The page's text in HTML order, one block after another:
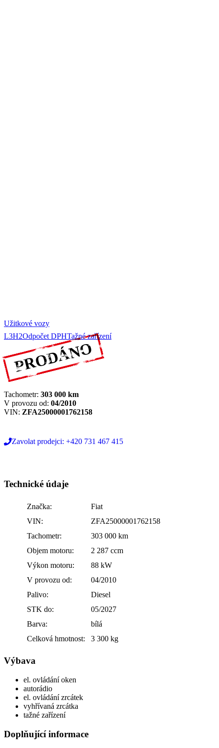
Užitkové vozy
L3H2Odpočet DPHTažné zařízení
PRODÁNO
Tachometr: 303 000 km
V provozu od: 04/2010
VIN: ZFA25000001762158
Zavolat prodejci: +420 731 467 415
Technické údaje
Značka:
Fiat
VIN:
ZFA25000001762158
Tachometr:
303 000 km
Objem motoru:
2 287 ccm
Výkon motoru:
88 kW
V provozu od:
04/2010
Palivo:
Diesel
STK do:
05/2027
Barva:
bílá
Celková hmotnost:
3 300 kg
Výbava
el. ovládání oken
autorádio
el. ovládání zrcátek
vyhřívaná zrcátka
tažné zařízení
Doplňující informace